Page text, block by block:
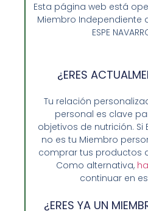
Opiniones de Clientes
Esta página web está
Miembro Independiente
ESPE
¿ERES
Tu relación
personal es clave
objetivos de nutrición. Si
no es tu Miembro
comprar tus productos
Como alternativa,
continuar en
¿ERES YA UN